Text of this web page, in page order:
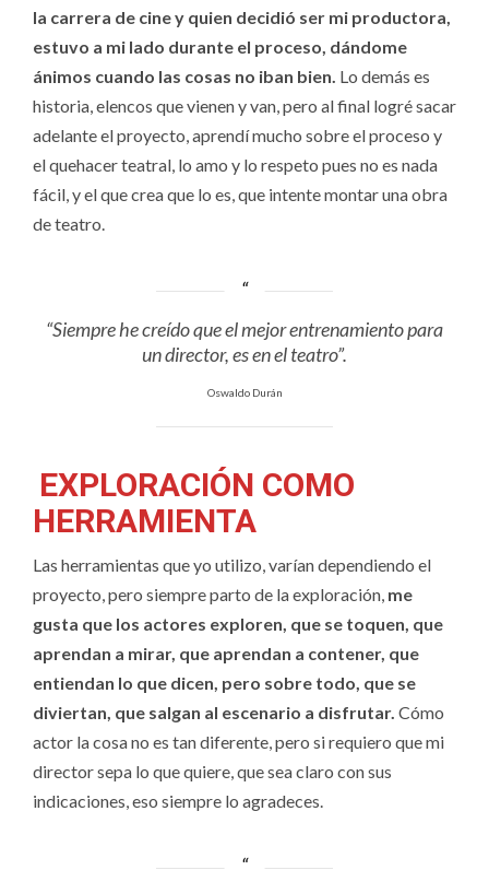
la carrera de cine y quien decidió ser mi productora,
estuvo a mi lado durante el proceso, dándome
ánimos cuando las cosas no iban bien. Lo demás es
historia, elencos que vienen y van, pero al final logré sacar
adelante el proyecto, aprendí mucho sobre el proceso y
el quehacer teatral, lo amo y lo respeto pues no es nada
fácil, y el que crea que lo es, que intente montar una obra
de teatro.
“Siempre he creído que el mejor entrenamiento para
un director, es en el teatro”.
Oswaldo Durán
EXPLORACIÓN COMO
HERRAMIENTA
Las herramientas que yo utilizo, varían dependiendo el
proyecto, pero siempre parto de la exploración, me
gusta que los actores exploren, que se toquen, que
aprendan a mirar, que aprendan a contener, que
entiendan lo que dicen, pero sobre todo, que se
diviertan, que salgan al escenario a disfrutar. Cómo
actor la cosa no es tan diferente, pero si requiero que mi
director sepa lo que quiere, que sea claro con sus
indicaciones, eso siempre lo agradeces.